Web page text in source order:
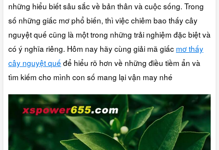
những hiểu biết sâu sắc về bản thân và cuộc sống. Trong
số những giấc mơ phổ biến, thì việc chiêm bao thấy cây
nguyệt quế cũng là một trong những trải nghiệm đặc biệt và
có ý nghĩa riêng. Hôm nay hãy cùng giải mã giấc mơ thấy
cây nguyệt quế để hiểu rõ hơn về những điều tiềm ẩn và
tìm kiếm cho mình con số mang lại vận may nhé